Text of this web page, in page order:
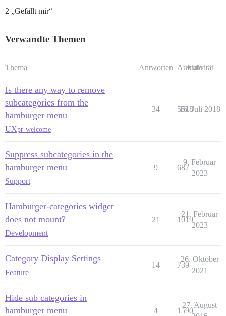
2 „Gefällt mir“
Verwandte Themen
Thema Antworten Aufrufe
Aktivität
Is there any way to remove
subcategories from the
hamburger menu
UXpr-welcome
34 5518
16. Juli 2018
Suppress subcategories in the
hamburger menu
Support
9 687
9. Februar
2023
Hamburger-categories widget
does not mount?
Development
21 1019
21. Februar
2023
Category Display Settings
Feature
14 739
26. Oktober
2021
Hide sub categories in
hamburger menu
4 1590
27. August